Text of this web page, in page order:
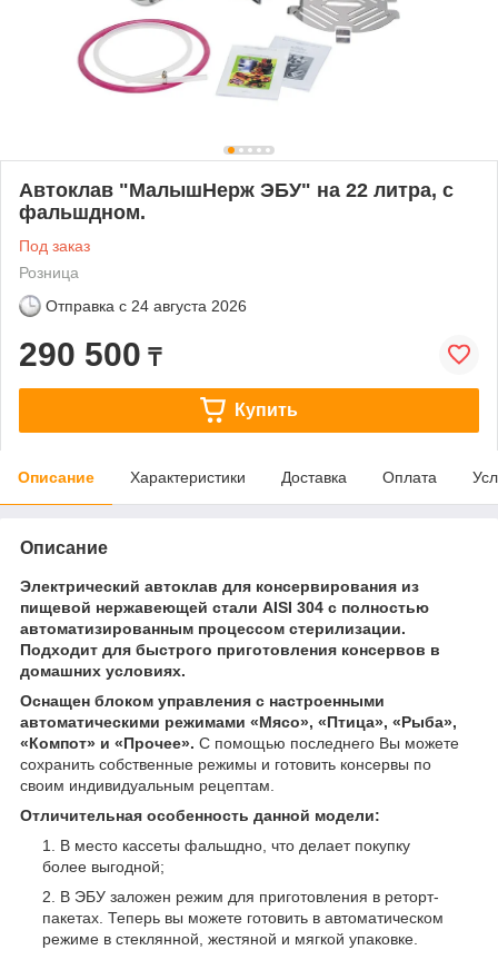
Автоклав "МалышНерж ЭБУ" на 22 литра, c
фальшдном.
Под заказ
Розница
Отправка с 24 августа 2026
290 500 ₸
Купить
Описание Характеристики Доставка Оплата
Описание
Электрический автоклав для консервирования из
пищевой нержавеющей стали AISI 304 с полностью
автоматизированным процессом стерилизации.
Подходит для быстрого приготовления консервов в
домашних условиях.
Оснащен блоком управления с настроенными
автоматическими режимами «Мясо», «Птица», «Рыба»,
«Компот» и «Прочее». С помощью последнего Вы можете
сохранить собственные режимы и готовить консервы по
своим индивидуальным рецептам.
Отличительная особенность данной модели:
В место кассеты фальшдно, что делает покупку
более выгодной;
В ЭБУ заложен режим для приготовления в реторт-
пакетах. Теперь вы можете готовить в автоматическом
режиме в стеклянной, жестяной и мягкой упаковке.